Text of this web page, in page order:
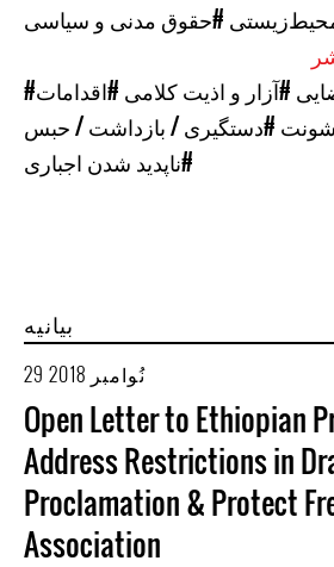
#حقوق مدنی و سیاسی
#آزار و اذیت کلامی #اقدامات
#دستگیری / بازداشت / حبس
#ناپدید شدن اجباری
بیانیه
29 نُوامبر 2018
Open Letter to Ethiopian
Address Restrictions in
Proclamation & Protect
Association